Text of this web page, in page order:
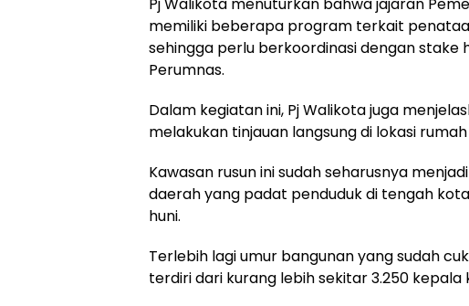
memiliki beberapa program terkait
sehingga perlu berkoordinasi dengan
Perumnas.
Dalam kegiatan ini, Pj Walikota juga
melakukan tinjauan langsung di lokasi rumah
Kawasan rusun ini sudah seharusnya
daerah yang padat penduduk di tengah
huni.
Terlebih lagi umur bangunan yang sudah
terdiri dari kurang lebih sekitar 3.250 kepala